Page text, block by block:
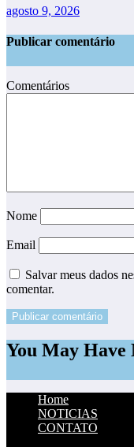
agosto 9, 2026
Publicar comentário
Comentários
Nome
Email
Salvar meus dados
comentar.
You May Have
Home
NOTICIAS
CONTATO